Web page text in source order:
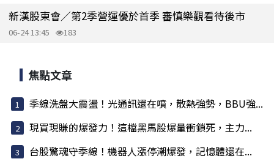
新漢股東會／第2季營運優於首季 審慎樂觀看待後市
06-24 13:45 183
焦點文章
季線洗盤大震盪！光通訊還在噴，散熱強勢，BBU強...
現買現賺的爆發力！這檔黑馬股爆量衝鎖死，主力...
台股驚魂守季線！機器人漲停潮爆發，記憶體還在...